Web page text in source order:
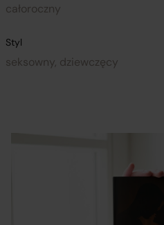
całoroczny
Styl
seksowny, dziewczęcy